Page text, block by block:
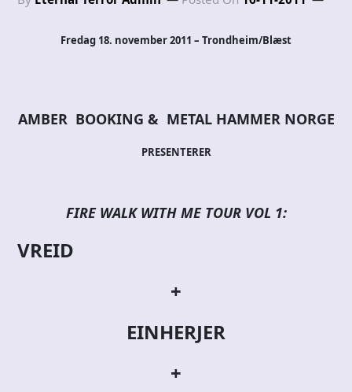
Fredag 18. november 2011 – Trondheim/Blæst
AMBER BOOKING & METAL HAMMER NORGE
PRESENTERER
FIRE WALK WITH ME TOUR VOL 1:
VREID
+
EINHERJER
+